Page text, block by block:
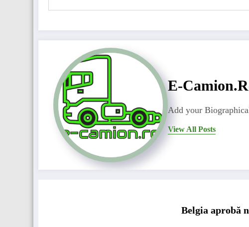
E-
Add your
View All Posts
Belgia aprobă